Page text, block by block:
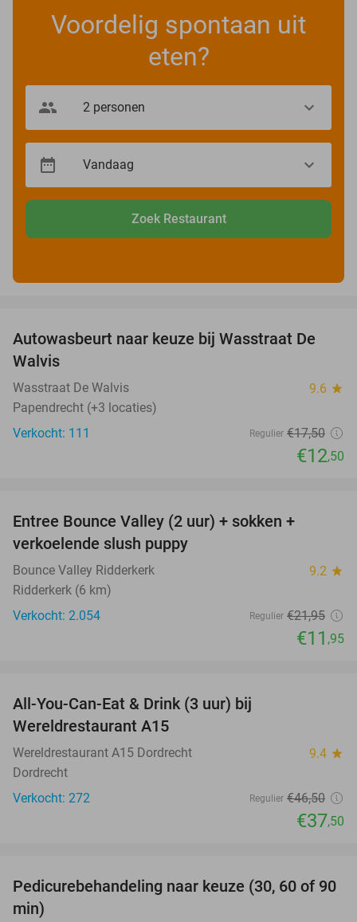
Voordelig spontaan uit
eten?
Zoek Restaurant
29%
Autowasbeurt naar keuze bij Wasstraat De
Walvis
Wasstraat De Walvis 9.6 star
Papendrecht (+3 locaties)
Verkocht: 111
Regulier €17,50
€12,50
Entree Bounce Valley (2 uur) + sokken +
verkoelende slush puppy
Bounce Valley Ridderkerk 9.2 star
Ridderkerk (6 km)
Verkocht: 2.054
Regulier €21,95
€11 ,95
All-You-Can-Eat & Drink (3 uur) bij
Wereldrestaurant A15
Wereldrestaurant A15 Dordrecht 9.4 star
Dordrecht
Verkocht: 272
Regulier €46,50
€37,50
53%
Pedicurebehandeling naar keuze (30, 60 of 90
min)